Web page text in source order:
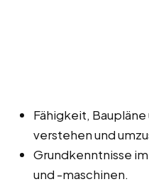
Fähigkeit,
verstehen und
Grundkenntnisse
und -maschinen.